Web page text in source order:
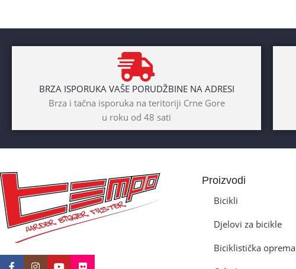
BRZA ISPORUKA VAŠE PORUDŽBINE NA ADRESI
Brza i tačna isporuka na teritoriji Crne Gore
u roku od 48 sati
Proizvodi
Bicikli
Djelovi za bicikle
Biciklistička oprema